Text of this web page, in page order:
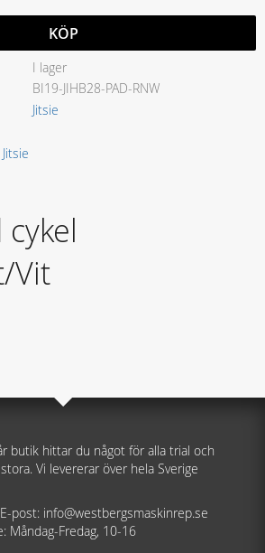
KÖP
I lager
BI19-JIHB28-PAD-RNW
Jitsie
Vit
butik hittar du något för alla trial och
Vi levererar över hela Sverige
post: info@westbergsmaskinrep.se
Måndag-Fredag, 10-16